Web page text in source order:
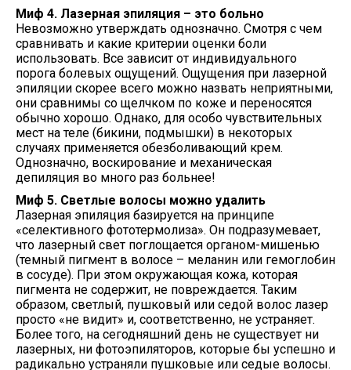
Миф 4. Лазерная эпиляция – это больно
Невозможно утверждать однозначно. Смотря с чем
сравнивать и какие критерии оценки боли
использовать. Все зависит от индивидуального
порога болевых ощущений. Ощущения при лазерной
эпиляции скорее всего можно назвать неприятными,
они сравнимы со щелчком по коже и переносятся
обычно хорошо. Однако, для особо чувствительных
мест на теле (бикини, подмышки) в некоторых
случаях применяется обезболивающий крем.
Однозначно, воскирование и механическая
депиляция во много раз больнее!
Миф 5. Светлые волосы можно удалить
Лазерная эпиляция базируется на принципе
«селективного фототермолиза». Он подразумевает,
что лазерный свет поглощается органом-мишенью
(темный пигмент в волосе – меланин или гемоглобин
в сосуде). При этом окружающая кожа, которая
пигмента не содержит, не повреждается. Таким
образом, светлый, пушковый или седой волос лазер
просто «не видит» и, соответственно, не устраняет.
Более того, на сегодняшний день не существует ни
лазерных, ни фотоэпиляторов, которые бы успешно и
радикально устраняли пушковые или седые волосы.